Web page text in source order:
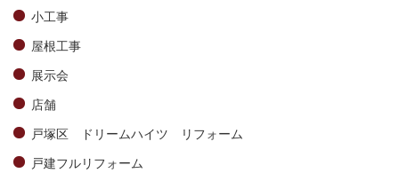
小工事
屋根工事
展示会
店舗
戸塚区 ドリームハイツ リフォーム
戸建フルリフォーム